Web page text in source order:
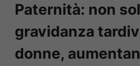
Paternità: non
gravidanza
donne,